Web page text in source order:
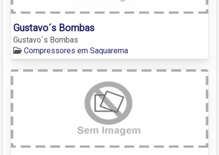
Gustavo´s Bombas
Gustavo´s Bombas
Compressores em Saquarema